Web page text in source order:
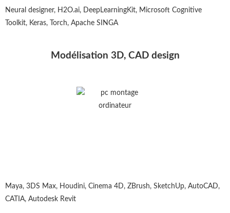
Neural designer, H2O.ai, DeepLearningKit, Microsoft Cognitive
Toolkit, Keras, Torch, Apache SINGA
Modélisation 3D, CAD design
Maya, 3DS Max, Houdini, Cinema 4D, ZBrush, SketchUp, AutoCAD,
CATIA, Autodesk Revit